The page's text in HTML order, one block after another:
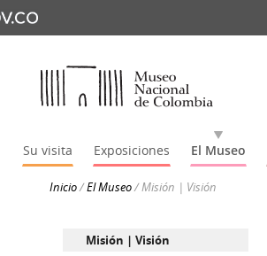
Su visita Exposiciones El Museo
Inicio/El Museo/Misión | Visión
Misión | Visión